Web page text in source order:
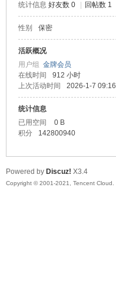
统计信息 好友数 0 回帖数 1
性别 保密
活跃概况
用户组 金牌会员
在线时间
912 小时
上次活动时间
2026-1-7 09:16
统计信息
已用空间
0 B
积分
142800940
Powered by Discuz! X3.4
Copyright © 2001-2021, Tencent Cloud.